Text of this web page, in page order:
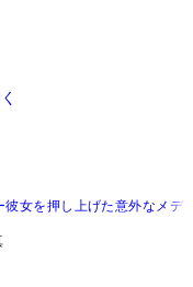
女を押し上げた意外なメデ